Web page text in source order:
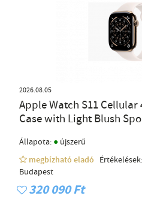
2026.08.05
Apple Watch S11
Case with Light Blush
Állapota: ● újszerű
megbízható eladó
Értékelések:
Budapest
320 090 Ft